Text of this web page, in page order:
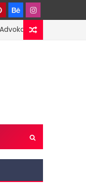
Dilecehkan Saat